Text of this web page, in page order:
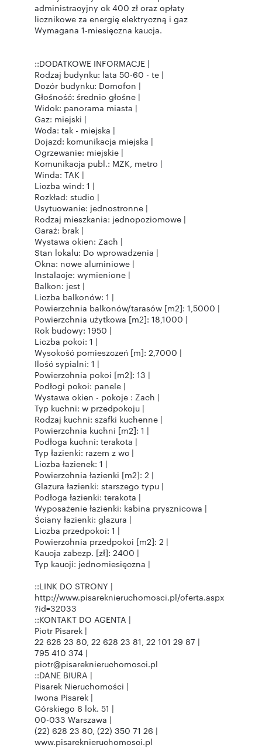
administracyjny ok 400 zł oraz opłaty
licznikowe za energię elektryczną i gaz
Wymagana 1-miesięczna kaucja.
::DODATKOWE INFORMACJE |
Rodzaj budynku: lata 50-60 - te |
Dozór budynku: Domofon |
Głośność: średnio głośne |
Widok: panorama miasta |
Gaz: miejski |
Woda: tak - miejska |
Dojazd: komunikacja miejska |
Ogrzewanie: miejskie |
Komunikacja publ.: MZK, metro |
Winda: TAK |
Liczba wind: 1 |
Rozkład: studio |
Usytuowanie: jednostronne |
Rodzaj mieszkania: jednopoziomowe |
Garaż: brak |
Wystawa okien: Zach |
Stan lokalu: Do wprowadzenia |
Okna: nowe aluminiowe |
Instalacje: wymienione |
Balkon: jest |
Liczba balkonów: 1 |
Powierzchnia balkonów/tarasów [m2]: 1,5000 |
Powierzchnia użytkowa [m2]: 18,1000 |
Rok budowy: 1950 |
Liczba pokoi: 1 |
Wysokość pomieszczeń [m]: 2,7000 |
Ilość sypialni: 1 |
Powierzchnia pokoi [m2]: 13 |
Podłogi pokoi: panele |
Wystawa okien - pokoje : Zach |
Typ kuchni: w przedpokoju |
Rodzaj kuchni: szafki kuchenne |
Powierzchnia kuchni [m2]: 1 |
Podłoga kuchni: terakota |
Typ łazienki: razem z wc |
Liczba łazienek: 1 |
Powierzchnia łazienki [m2]: 2 |
Glazura łazienki: starszego typu |
Podłoga łazienki: terakota |
Wyposażenie łazienki: kabina prysznicowa |
Ściany łazienki: glazura |
Liczba przedpokoi: 1 |
Powierzchnia przedpokoi [m2]: 2 |
Kaucja zabezp. [zł]: 2400 |
Typ kaucji: jednomiesięczna |
::LINK DO STRONY |
http://www.pisareknieruchomosci.pl/oferta.aspx
?id=32033
::KONTAKT DO AGENTA |
Piotr Pisarek |
22 628 23 80, 22 628 23 81, 22 101 29 87 |
795 410 374 |
piotr@pisareknieruchomosci.pl
::DANE BIURA |
Pisarek Nieruchomości |
Iwona Pisarek |
Górskiego 6 lok. 51 |
00-033 Warszawa |
(22) 628 23 80, (22) 350 71 26 |
www.pisareknieruchomosci.pl